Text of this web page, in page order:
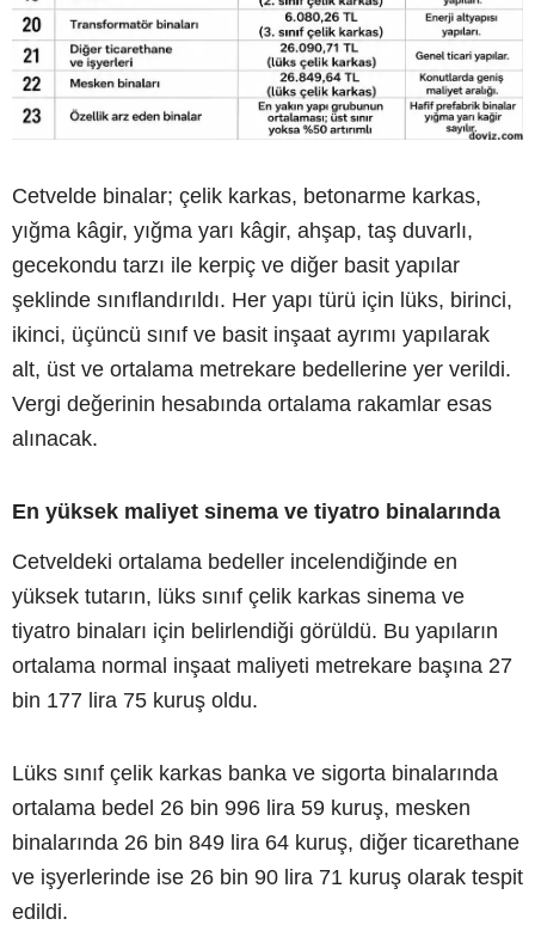
Cetvelde binalar; çelik karkas, betonarme karkas,
yığma kâgir, yığma yarı kâgir, ahşap, taş duvarlı,
gecekondu tarzı ile kerpiç ve diğer basit yapılar
şeklinde sınıflandırıldı. Her yapı türü için lüks, birinci,
ikinci, üçüncü sınıf ve basit inşaat ayrımı yapılarak
alt, üst ve ortalama metrekare bedellerine yer verildi.
Vergi değerinin hesabında ortalama rakamlar esas
alınacak.
En yüksek maliyet sinema ve tiyatro binalarında
Cetveldeki ortalama bedeller incelendiğinde en
yüksek tutarın, lüks sınıf çelik karkas sinema ve
tiyatro binaları için belirlendiği görüldü. Bu yapıların
ortalama normal inşaat maliyeti metrekare başına 27
bin 177 lira 75 kuruş oldu.
Lüks sınıf çelik karkas banka ve sigorta binalarında
ortalama bedel 26 bin 996 lira 59 kuruş, mesken
binalarında 26 bin 849 lira 64 kuruş, diğer ticarethane
ve işyerlerinde ise 26 bin 90 lira 71 kuruş olarak tespit
edildi.